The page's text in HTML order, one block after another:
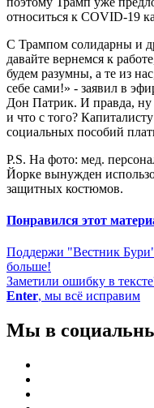
относиться к COVID-19
С Трампом солидарны и
давайте вернемся к
будем разумны, а те из
себе сами!» - заявил в
Дон Патрик. И правда,
и что с того?
социальных пособий
P.S. На фото: мед.
Йорке вынужден
защитных костюмов.
Понравился этот
Поддержи "Вестник
больше!
Заметили ошибку в
Enter, мы всё исправим
Мы в